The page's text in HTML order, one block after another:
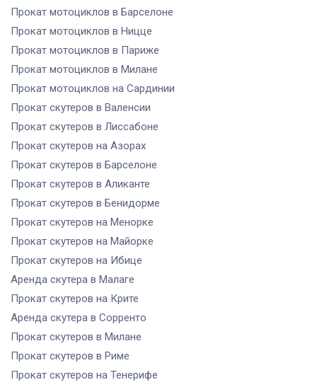
Прокат мотоциклов в Барселоне
Прокат мотоциклов в Ницце
Прокат мотоциклов в Париже
Прокат мотоциклов в Милане
Прокат мотоциклов на Сардинии
Прокат скутеров в Валенсии
Прокат скутеров в Лиссабоне
Прокат скутеров на Азорах
Прокат скутеров в Барселоне
Прокат скутеров в Аликанте
Прокат скутеров в Бенидорме
Прокат скутеров на Менорке
Прокат скутеров на Майорке
Прокат скутеров на Ибице
Аренда скутера в Малаге
Прокат скутеров на Крите
Аренда скутера в Сорренто
Прокат скутеров в Милане
Прокат скутеров в Риме
Прокат скутеров на Тенерифе